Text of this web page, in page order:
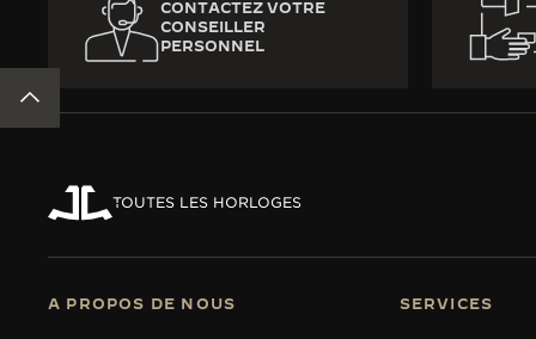
CONTACTEZ VOTRE
CONSEILLER
PERSONNEL
TOUTES LES HORLOGES
A PROPOS DE NOUS SERVICES